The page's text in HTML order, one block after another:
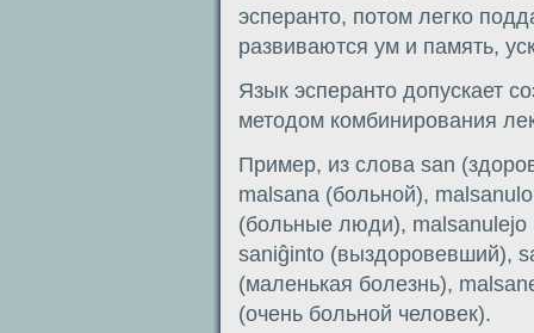
эсперанто, потом легко
развиваются ум и память,
Язык эсперанто допускает
методом комбинирования
Пример, из слова san
malsana (больной),
(больные люди), malsanulejo
saniĝinto (выздоровевший),
(маленькая болезнь),
(очень больной человек).